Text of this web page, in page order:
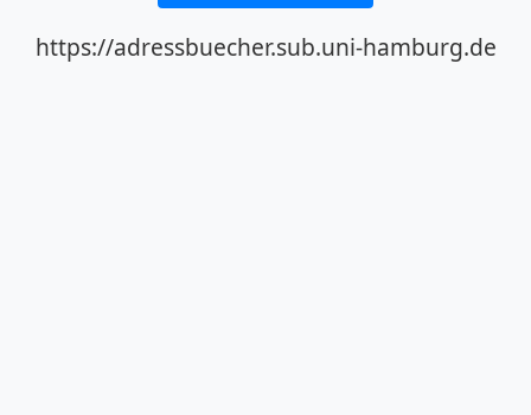
https://adressbuecher.sub.uni-hamburg.de